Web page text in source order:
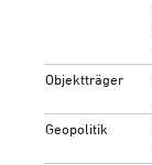
Objektträger
Geopolitik